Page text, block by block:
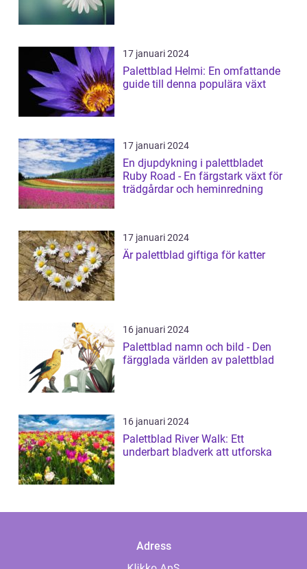
17 januari 2024
Palettblad Helmi: En omfattande
guide till denna populära växt
17 januari 2024
En djupdykning i palettbladet
Ruby Road - En färgstark växt för
trädgårdar och heminredning
17 januari 2024
Är palettblad giftiga för katter
16 januari 2024
Palettblad namn och bild - Den
färgglada världen av palettblad
16 januari 2024
Palettblad River Walk: Ett
underbart bladverk att utforska
Adress